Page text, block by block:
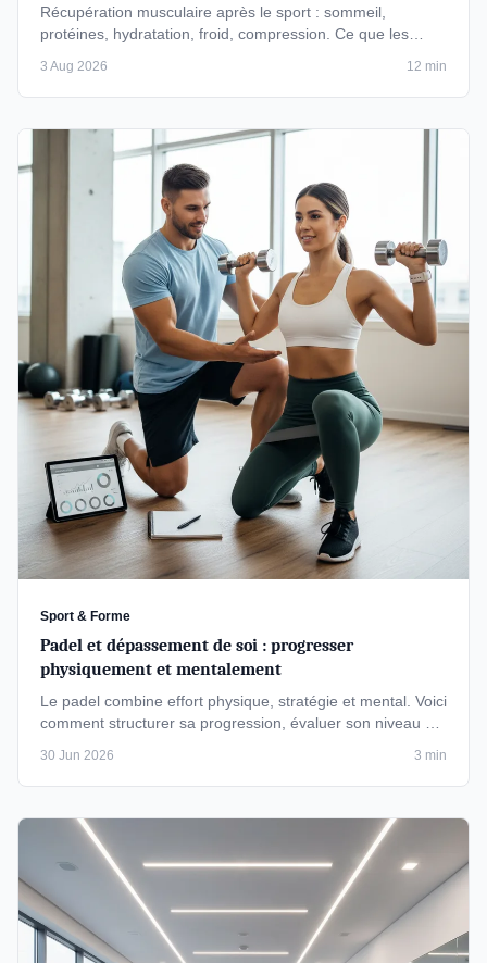
Récupération musculaire après le sport : sommeil,
protéines, hydratation, froid, compression. Ce que les
3 Aug 2026 12 min
Sport & Forme
Padel et dépassement de soi : progresser
physiquement et mentalement
Le padel combine effort physique, stratégie et mental. Voici
comment structurer sa progression, évaluer son niveau et
30 Jun 2026 3 min